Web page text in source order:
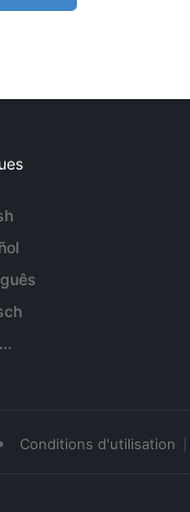
Conditions d'utilisation